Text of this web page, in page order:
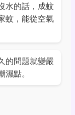
水的話，成蚊
蚊，能從空氣
的問題就變嚴
點。